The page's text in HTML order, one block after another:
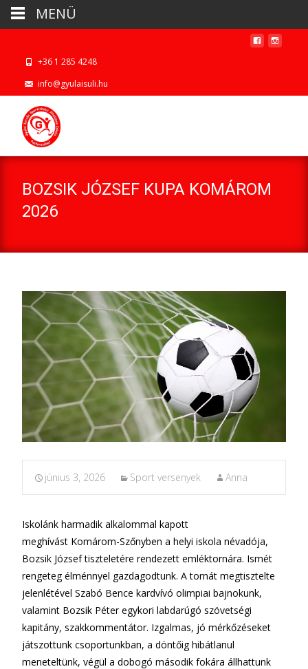
+36 1 285 4248
info@gyulaisuli.hu
BOZSIK JÓZSEF KUPA KOMÁROM
2026
június 3, 2026 Sport versenyek Anna
Iskolánk harmadik alkalommal kapott
meghívást Komárom-Szőnyben a helyi iskola névadója,
Bozsik József tiszteletére rendezett emléktornára. Ismét
rengeteg élménnyel gazdagodtunk. A tornát megtisztelte
jelenlétével Szabó Bence kardvívó olimpiai bajnokunk,
valamint Bozsik Péter egykori labdarúgó szövetségi
kapitány, szakkommentátor. Izgalmas, jó mérkőzéseket
játszottunk csoportunkban, a döntőig hibátlanul
meneteltünk, végül a dobogó második fokára állhattunk
MENÜ